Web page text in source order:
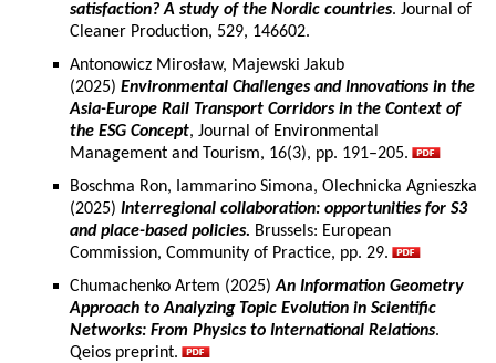
satisfaction? A study of the Nordic countries. Journal of
Cleaner Production, 529, 146602.
Antonowicz Mirosław, Majewski Jakub
(2025) Environmental Challenges and Innovations in the
Asia-Europe Rail Transport Corridors in the Context of
the ESG Concept, Journal of Environmental
Management and Tourism, 16(3), pp. 191–205.
Boschma Ron, Iammarino Simona, Olechnicka Agnieszka
(2025) Interregional collaboration: opportunities for S3
and place-based policies. Brussels: European
Commission, Community of Practice, pp. 29.
Chumachenko Artem (2025)An Information Geometry
Approach to Analyzing Topic Evolution in Scientific
Networks: From Physics to International Relations.
Qeios preprint.